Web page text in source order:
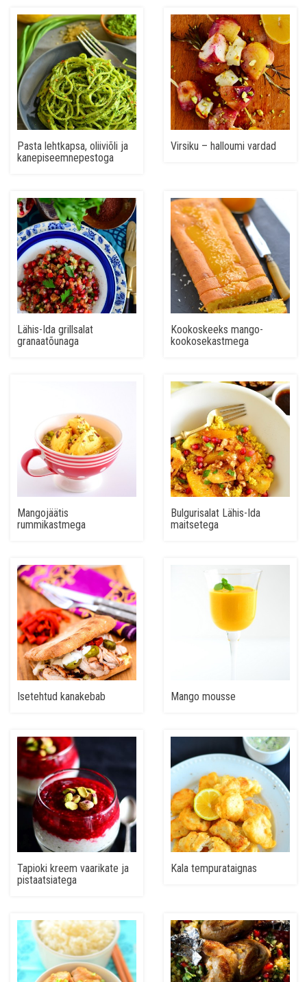
Pasta lehtkapsa, oliiviõli ja
kanepiseemnepestoga
Virsiku – halloumi vardad
Lähis-Ida grillsalat
granaatõunaga
Kookoskeeks mango-
kookosekastmega
Mangojäätis
rummikastmega
Bulgurisalat Lähis-Ida
maitsetega
Isetehtud kanakebab Mango mousse
Tapioki kreem vaarikate ja
pistaatsiatega
Kala tempurataignas